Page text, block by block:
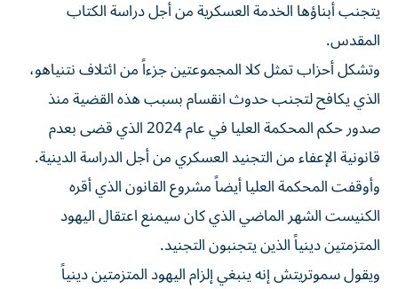
يتجنب أبناؤها الخدمة العسكرية من أجل دراسة الكتاب
المقدس.
وتشكل أحزاب تمثل كلا المجموعتين جزءاً من ائتلاف نتنياهو،
الذي يكافح لتجنب حدوث انقسام بسبب هذه القضية منذ
صدور حكم المحكمة العليا في عام 2024 الذي قضى بعدم
قانونية الإعفاء من التجنيد العسكري من أجل الدراسة الدينية.
وأوقفت ⁠المحكمة العليا أيضاً مشروع القانون الذي أقره
الكنيست الشهر الماضي الذي كان سيمنع اعتقال اليهود
المتزمتين دينياً الذين يتجنبون التجنيد.
ويقول سموتريتش إنه ينبغي إلزام اليهود المتزمتين دينياً